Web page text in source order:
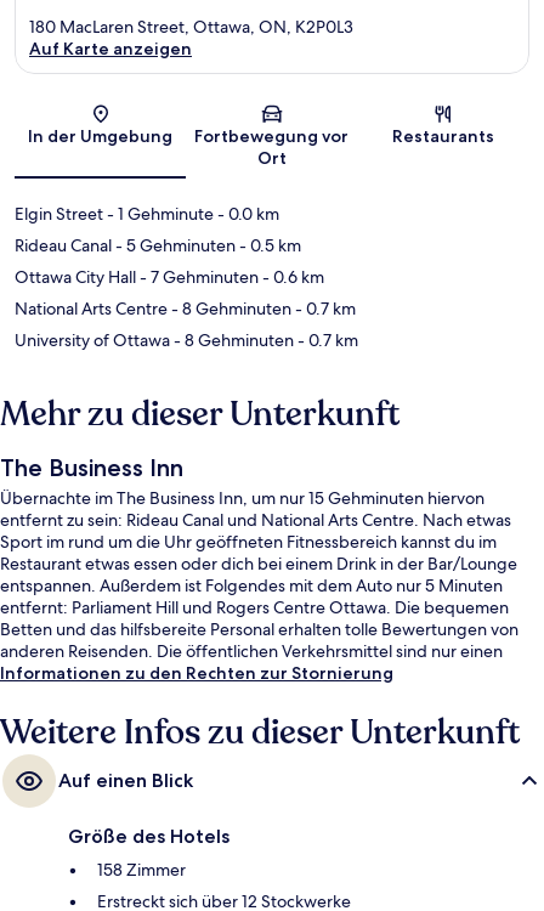
Karte
180 MacLaren Street, Ottawa, ON, K2P0L3
Auf Karte anzeigen
In der Umgebung
Fortbewegung vor
Ort
Restaurants
Elgin Street- 1 Gehminute- 0.0 km
Rideau Canal- 5 Gehminuten- 0.5 km
Ottawa City Hall- 7 Gehminuten- 0.6 km
National Arts Centre- 8 Gehminuten- 0.7 km
University of Ottawa- 8 Gehminuten- 0.7 km
Mehr zu dieser Unterkunft
The Business Inn
Übernachte im The Business Inn, um nur 15 Gehminuten hiervon
entfernt zu sein: Rideau Canal und National Arts Centre. Nach etwas
Sport im rund um die Uhr geöffneten Fitnessbereich kannst du im
Restaurant etwas essen oder dich bei einem Drink in der Bar/Lounge
entspannen. Außerdem ist Folgendes mit dem Auto nur 5 Minuten
entfernt: Parliament Hill und Rogers Centre Ottawa. Die bequemen
Betten und das hilfsbereite Personal erhalten tolle Bewertungen von
anderen Reisenden. Die öffentlichen Verkehrsmittel sind nur einen
kurzen Fußmarsch entfernt: Zur uOttawa-Station sind es 10 Minuten
Informationen zu den Rechten zur Stornierung
Weitere Infos zu dieser Unterkunft
Auf einen Blick
Größe des Hotels
158 Zimmer
Erstreckt sich über 12 Stockwerke